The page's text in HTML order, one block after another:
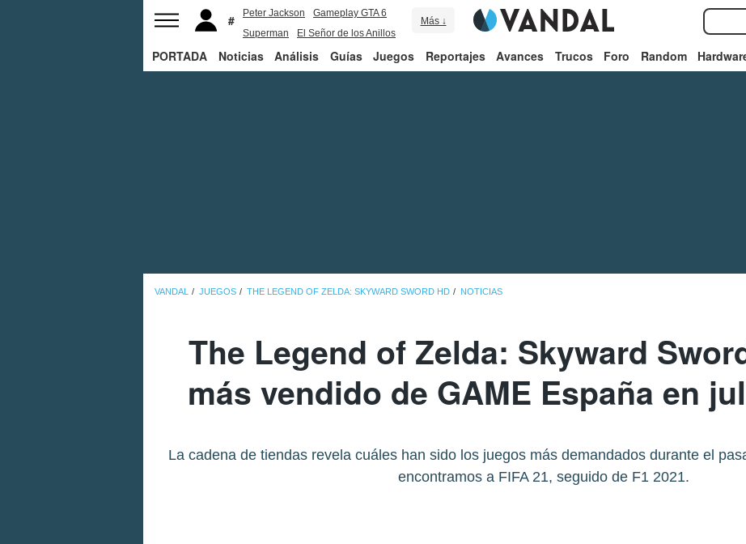
Peter Jackson
Gameplay GTA 6
Superman
El Señor de los Anillos
Más ↓
PORTADA Noticias Análisis Guías Juegos Reportajes Avances Trucos Foro Random
VANDAL JUEGOS THE LEGEND OF ZELDA: SKYWARD SWORD HD NOTICIAS
The Legend of Zelda: Skyward
más vendido de GAME España en
La cadena de tiendas revela cuáles han sido los juegos más demandados durante el
encontramos a FIFA 21, seguido de F1 2021.